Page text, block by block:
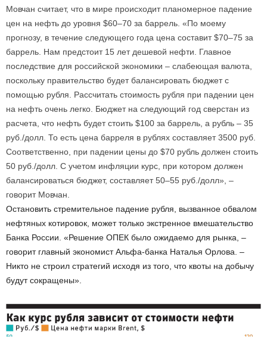
Мовчан считает, что в мире происходит планомерное падение
цен на нефть до уровня $60–70 за баррель. «По моему
прогнозу, в течение следующего года цена составит $70–75 за
баррель. Нам предстоит 15 лет дешевой нефти. Главное
последствие для российской экономики – слабеющая валюта,
поскольку правительство будет балансировать бюджет с
помощью рубля. Рассчитать стоимость рубля при падении цен
на нефть очень легко. Бюджет на следующий год сверстан из
расчета, что нефть будет стоить $100 за баррель, а рубль – 35
руб./долл. То есть цена барреля в рублях составляет 3500 руб.
Соответственно, при падении цены до $70 рубль должен стоить
50 руб./долл. С учетом инфляции курс, при котором должен
балансироваться бюджет, составляет 50–55 руб./долл», –
говорит Мовчан.
Остановить стремительное падение рубля, вызванное обвалом
нефтяных котировок, может только экстренное вмешательство
Банка России. «Решение ОПЕК было ожидаемо для рынка, –
говорит главный экономист Альфа-банка Наталья Орлова. –
Никто не строил стратегий исходя из того, что квоты на добычу
будут сокращены».